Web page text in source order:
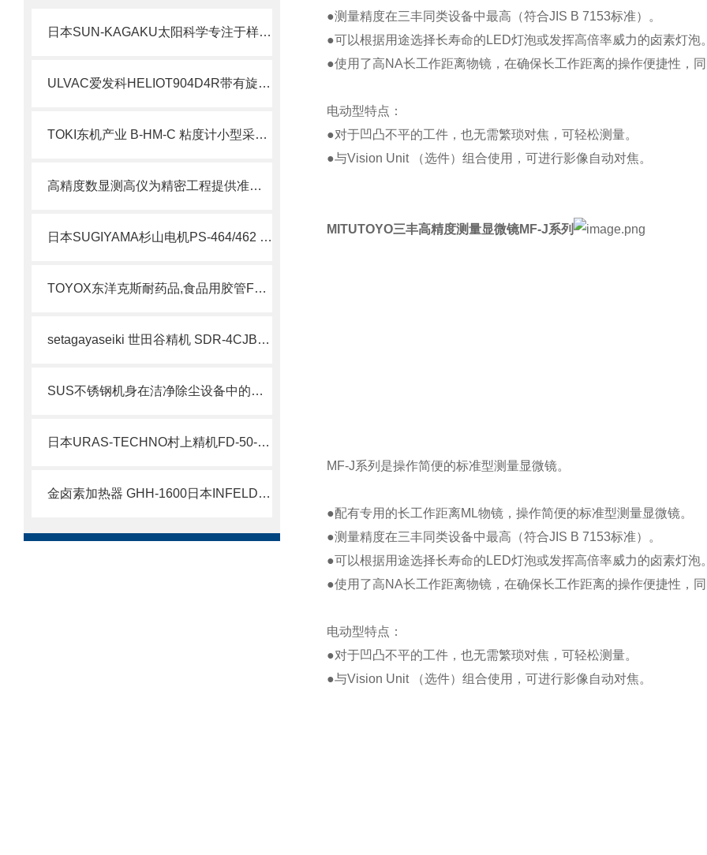
日本SUN-KAGAKU太阳科学专注于样品压缩物理性质测量仪器SD-700II北崎热卖
ULVAC爱发科HELIOT904D4R带有旋转泵的紧凑型泄漏检测器
TOKI东机产业 B-HM-C 粘度计小型采样适配器 简介
高精度数显测高仪为精密工程提供准确测量的新标准
日本SUGIYAMA杉山电机PS-464/462 高分率模高检测仪北崎热卖
TOYOX东洋克斯耐药品,食品用胶管FF-15-20
setagayaseiki 世田谷精机 SDR-4CJB-52W 标准内置气缸卡盘 简介
SUS不锈钢机身在洁净除尘设备中的技术应用优势
日本URAS-TECHNO村上精机FD-50-90LB振动给料机北崎有售
金卤素加热器 GHH-1600日本INFELDGE英富丽北崎华北总经销
●测量精度在三丰同类设备中最高（符合JIS B 7153标准）。
●可以根据用途选择长寿命的LED灯泡或发挥高倍率威力的卤素灯泡。
●使用了高NA长工作距离物镜，在确保长工作距离的操作便捷性，同
电动型特点：
●对于凹凸不平的工件，也无需繁琐对焦，可轻松测量。
●与Vision Unit （选件）组合使用，可进行影像自动对焦。
MITUTOYO三丰高精度测量显微镜MF-J系列
MF-J系列是操作简便的标准型测量显微镜。
●配有专用的长工作距离ML物镜，操作简便的标准型测量显微镜。
●测量精度在三丰同类设备中最高（符合JIS B 7153标准）。
●可以根据用途选择长寿命的LED灯泡或发挥高倍率威力的卤素灯泡。
●使用了高NA长工作距离物镜，在确保长工作距离的操作便捷性，同
电动型特点：
●对于凹凸不平的工件，也无需繁琐对焦，可轻松测量。
●与Vision Unit （选件）组合使用，可进行影像自动对焦。